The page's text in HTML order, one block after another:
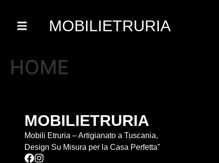
MOBILIETRURIA
HOME
MOBILIETRURIA
Mobili Etruria – Artigianato a Tuscania,
Design Su Misura per la Casa Perfetta"